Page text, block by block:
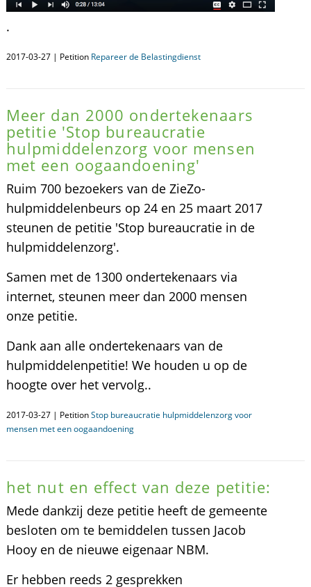
.
2017-03-27 | Petition Repareer de Belastingdienst
Meer dan 2000 ondertekenaars
petitie 'Stop bureaucratie
hulpmiddelenzorg voor mensen
met een oogaandoening'
Ruim 700 bezoekers van de ZieZo-
hulpmiddelenbeurs op 24 en 25 maart 2017
steunen de petitie 'Stop bureaucratie in de
hulpmiddelenzorg'.
Samen met de 1300 ondertekenaars via
internet, steunen meer dan 2000 mensen
onze petitie.
Dank aan alle ondertekenaars van de
hulpmiddelenpetitie! We houden u op de
hoogte over het vervolg..
2017-03-27 | PetitionStop bureaucratie hulpmiddelenzorg voor
mensen met een oogaandoening
het nut en effect van deze petitie:
Mede dankzij deze petitie heeft de gemeente
besloten om te bemiddelen tussen Jacob
Hooy en de nieuwe eigenaar NBM.
Er hebben reeds 2 gesprekken